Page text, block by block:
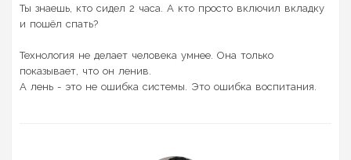
Ты знаешь, кто сидел 2 часа. А кто просто включил вкладку
и пошёл спать?
Технология не делает человека умнее. Она только
показывает, что он ленив.
А лень - это не ошибка системы. Это ошибка воспитания.